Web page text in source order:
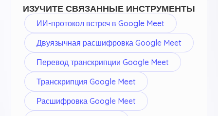
ИЗУЧИТЕ СВЯЗАННЫЕ ИНСТРУМЕНТЫ
ИИ-протокол встреч в Google Meet
Двуязычная расшифровка Google Meet
Перевод транскрипции Google Meet
Транскрипция Google Meet
Расшифровка Google Meet